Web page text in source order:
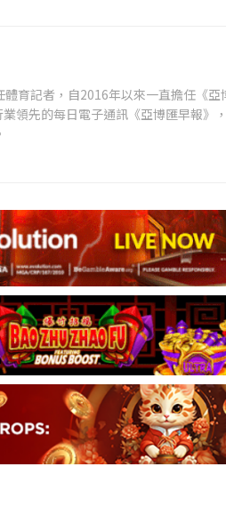
育記者，自2016年以來一直擔任《
領先的每日電子通訊《亞博匯早報》